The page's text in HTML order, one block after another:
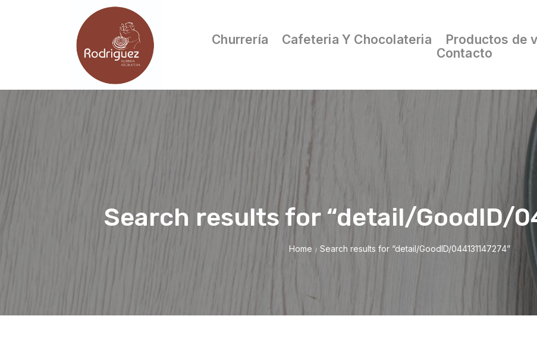
Churrería Cafeteria Y Chocolateria Productos de
Contacto
Search results for “detail/GoodID/
Home / Search results for “detail/GoodID/044131147274”